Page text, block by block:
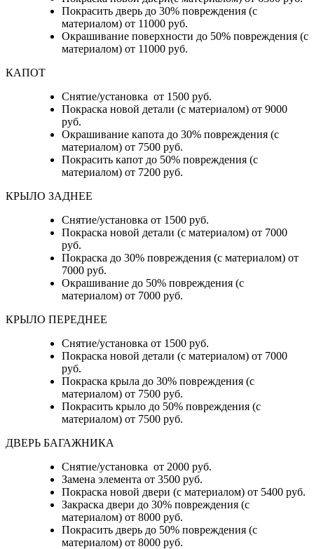
Покрасить дверь до 30% повреждения (с
материалом) от 11000 руб.
Окрашивание поверхности до 50% повреждения (с
материалом) от 11000 руб.
КАПОТ
Снятие/установка от 1500 руб.
Покраска новой детали (с материалом) от 9000
руб.
Окрашивание капота до 30% повреждения (с
материалом) от 7500 руб.
Покрасить капот до 50% повреждения (с
материалом) от 7200 руб.
КРЫЛО ЗАДНЕЕ
Снятие/установка от 1500 руб.
Покраска новой детали (с материалом) от 7000
руб.
Покраска до 30% повреждения (с материалом) от
7000 руб.
Окрашивание до 50% повреждения (с
материалом) от 7000 руб.
КРЫЛО ПЕРЕДНЕЕ
Снятие/установка от 1500 руб.
Покраска новой детали (с материалом) от 7000
руб.
Покраска крыла до 30% повреждения (с
материалом) от 7500 руб.
Покрасить крыло до 50% повреждения (с
материалом) от 7500 руб.
ДВЕРЬ БАГАЖНИКА
Снятие/установка от 2000 руб.
Замена элемента от 3500 руб.
Покраска новой двери (с материалом) от 5400 руб.
Закраска двери до 30% повреждения (с
материалом) от 8000 руб.
Покрасить дверь до 50% повреждения (с
материалом) от 8000 руб.